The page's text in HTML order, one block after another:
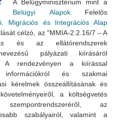
A Belügyminisztérium mint a
Belügyi AlapokFelelős
Migrációs és Integrációs Alap
célzó, az "MMIA-2.2.16/7 – A
és az ellátórendszerek
pályázati kiírásáról
A rendezvényen a kiírással
és szakmai
kérelmek összeállításának és
a költségvetés
az
szabályairól, valamint a